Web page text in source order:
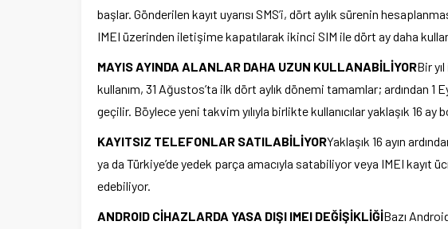
başlar. Gönderilen kayıt uyarısı SMS’i, dört aylık sürenin
IMEI üzerinden iletişime kapatılarak ikinci SIM ile dört ay daha
MAYIS AYINDA ALANLAR DAHA UZUN KULLANABİLİYORBir
kullanım, 31 Ağustos’ta ilk dört aylık dönemi tamamlar; ardından 1
geçilir. Böylece yeni takvim yılıyla birlikte kullanıcılar yaklaşık 16 ay
KAYITSIZ TELEFONLAR SATILABİLİYORYaklaşık 16 ayın
ya da Türkiye’de yedek parça amacıyla satabiliyor veya IMEI kayıt
edebiliyor.
ANDROID CİHAZLARDA YASA DIŞI IMEI DEĞİŞİKLİĞİBazı